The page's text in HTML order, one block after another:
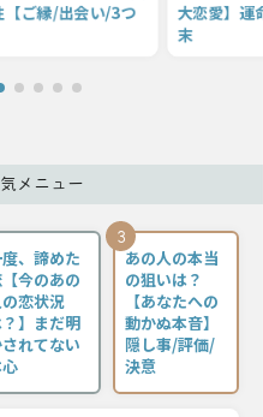
【ご縁/出会い/3つ
大恋愛】運
末
メニュー
、諦めた
今のあの
恋状況
】まだ明
れてない
3
あの人の本当
の狙いは？
【あなたへの
動かぬ本音】
隠し事/評価/
決意